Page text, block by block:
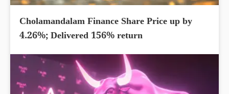
Cholamandalam Finance Share Price up by
4.26%; Delivered 156% return